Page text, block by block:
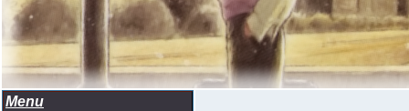
Menu